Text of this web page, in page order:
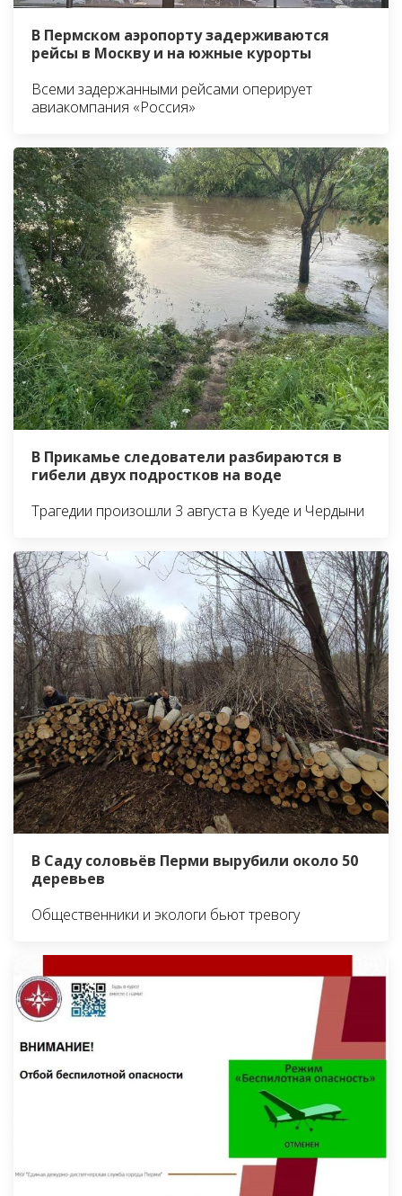
В Пермском аэропорту задерживаются
рейсы в Москву и на южные курорты
Всеми задержанными рейсами оперирует
авиакомпания «Россия»
В Прикамье следователи разбираются в
гибели двух подростков на воде
Трагедии произошли 3 августа в Куеде и Чердыни
В Саду соловьёв Перми вырубили около 50
деревьев
Общественники и экологи бьют тревогу